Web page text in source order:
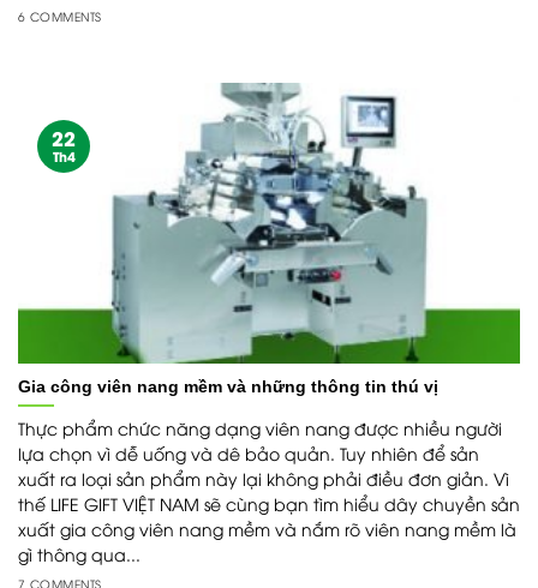
6 COMMENTS
Gia công viên nang mềm và những thông tin thú vị
Thực phẩm chức năng dạng viên nang được nhiều người
lựa chọn vì dễ uống và dê bảo quản. Tuy nhiên để sản
xuất ra loại sản phẩm này lại không phải điều đơn giản. Vì
thế LIFE GIFT VIỆT NAM sẽ cùng bạn tìm hiểu dây chuyền sản
xuất gia công viên nang mềm và nắm rõ viên nang mềm là
gì thông qua...
7 COMMENTS
22
Th4